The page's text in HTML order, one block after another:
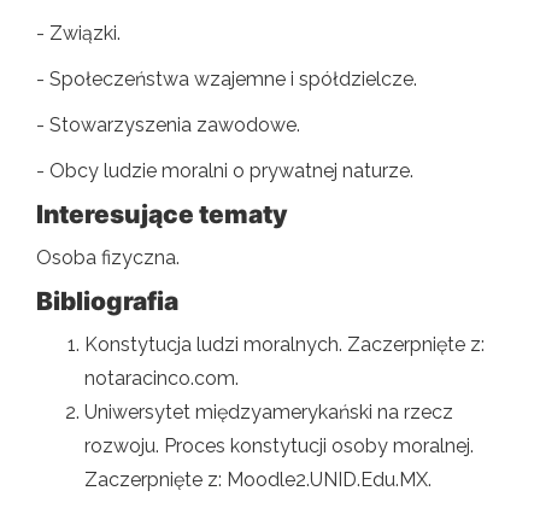
- Związki.
- Społeczeństwa wzajemne i spółdzielcze.
- Stowarzyszenia zawodowe.
- Obcy ludzie moralni o prywatnej naturze.
Interesujące tematy
Osoba fizyczna.
Bibliografia
Konstytucja ludzi moralnych. Zaczerpnięte z:
notaracinco.com.
Uniwersytet międzyamerykański na rzecz
rozwoju. Proces konstytucji osoby moralnej.
Zaczerpnięte z: Moodle2.UNID.Edu.MX.